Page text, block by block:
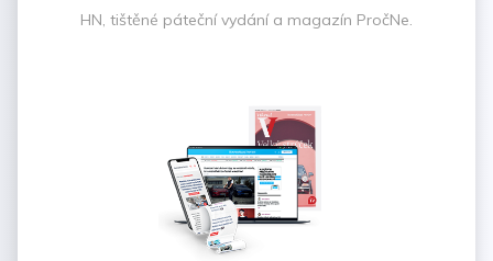
HN, tištěné páteční vydání a magazín PročNe.